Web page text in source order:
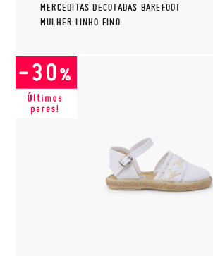
MERCEDITAS DECOTADAS BAREFOOT
MULHER LINHO FINO